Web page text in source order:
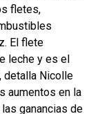
fletes,
El flete
leche y es el
detalla Nicolle
aumentos en la
ganancias de